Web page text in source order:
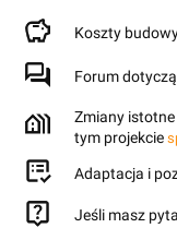
Koszty
Forum
Zmiany
tym projekcie
Adaptacja i
Jeśli masz